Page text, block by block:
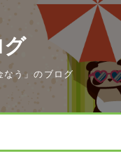
なう」のブログ